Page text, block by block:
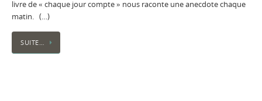
livre de « chaque jour compte » nous raconte une anecdote chaque
matin. (…)
SUITE…